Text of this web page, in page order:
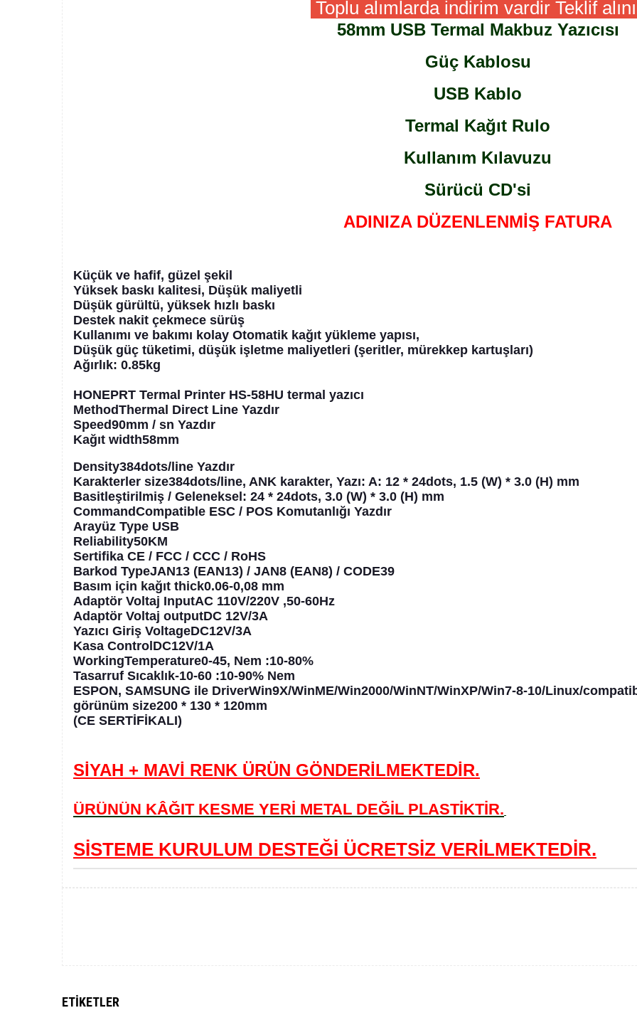
Toplu alımlarda indirim vardir Teklif
58mm USB Termal Makbuz Yazıcısı
Güç Kablosu
USB Kablo
Termal Kağıt Rulo
Kullanım Kılavuzu
Sürücü CD'si
ADINIZA DÜZENLENMİŞ FATURA
Küçük ve hafif, güzel şekil
Yüksek baskı kalitesi, Düşük maliyetli
Düşük gürültü, yüksek hızlı baskı
Destek nakit çekmece sürüş
Kullanımı ve bakımı kolay Otomatik kağıt yükleme yapısı,
Düşük güç tüketimi, düşük işletme maliyetleri (şeritler, mürekkep kartuşları)
Ağırlık: 0.85kg
HONEPRT Termal Printer HS-58HU termal yazıcı
MethodThermal Direct Line Yazdır
Speed90mm / sn Yazdır
Kağıt width58mm
Density384dots/line Yazdır
Karakterler size384dots/line, ANK karakter, Yazı: A: 12 * 24dots, 1.5 (W) * 3.0 (H) mm
Basitleştirilmiş / Geleneksel: 24 * 24dots, 3.0 (W) * 3.0 (H) mm
CommandCompatible ESC / POS Komutanlığı Yazdır
Arayüz Type USB
Reliability50KM
Sertifika CE / FCC / CCC / RoHS
Barkod TypeJAN13 (EAN13) / JAN8 (EAN8) / CODE39
Basım için kağıt thick0.06-0,08 mm
Adaptör Voltaj InputAC 110V/220V ,50-60Hz
Adaptör Voltaj outputDC 12V/3A
Yazıcı Giriş VoltageDC12V/3A
Kasa ControlDC12V/1A
WorkingTemperature0-45, Nem :10-80%
Tasarruf Sıcaklık-10-60 :10-90% Nem
ESPON, SAMSUNG ile DriverWin9X/WinME/Win2000/WinNT/WinXP/Win7-8-10/Linux/
görünüm size200 * 130 * 120mm
(CE SERTİFİKALI)
SİYAH + MAVİ RENK ÜRÜN GÖNDERİLMEKTEDİR.
ÜRÜNÜN KÂĞIT KESME YERİ METAL DEĞİL PLASTİKTİR.
SİSTEME KURULUM DESTEĞİ ÜCRETSİZ VERİLMEKTEDİR.
ETIKETLER